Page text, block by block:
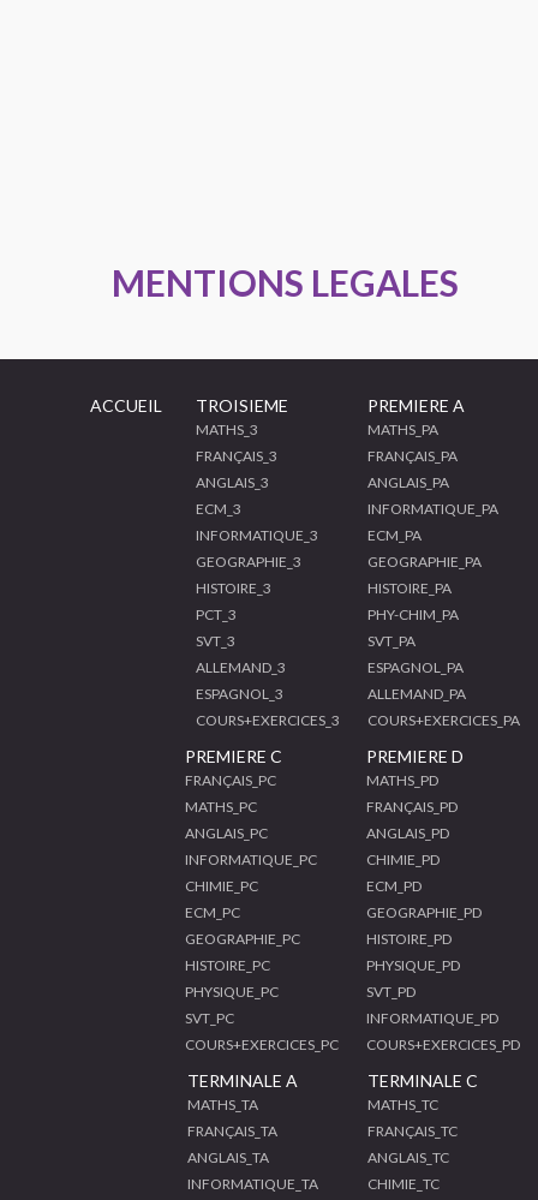
MENTIONS LEGALES
ACCUEIL TROISIEME
MATHS_3
FRANÇAIS_3
ANGLAIS_3
ECM_3
INFORMATIQUE_3
GEOGRAPHIE_3
HISTOIRE_3
PCT_3
SVT_3
ALLEMAND_3
ESPAGNOL_3
COURS+EXERCICES_3
PREMIERE A
MATHS_PA
FRANÇAIS_PA
ANGLAIS_PA
INFORMATIQUE_PA
ECM_PA
GEOGRAPHIE_PA
HISTOIRE_PA
PHY-CHIM_PA
SVT_PA
ESPAGNOL_PA
ALLEMAND_PA
COURS+EXERCICES_PA
PREMIERE C
FRANÇAIS_PC
MATHS_PC
ANGLAIS_PC
INFORMATIQUE_PC
CHIMIE_PC
ECM_PC
GEOGRAPHIE_PC
HISTOIRE_PC
PHYSIQUE_PC
SVT_PC
COURS+EXERCICES_PC
PREMIERE D
MATHS_PD
FRANÇAIS_PD
ANGLAIS_PD
CHIMIE_PD
ECM_PD
GEOGRAPHIE_PD
HISTOIRE_PD
PHYSIQUE_PD
SVT_PD
INFORMATIQUE_PD
COURS+EXERCICES_PD
TERMINALE A
MATHS_TA
FRANÇAIS_TA
ANGLAIS_TA
INFORMATIQUE_TA
TERMINALE C
MATHS_TC
FRANÇAIS_TC
ANGLAIS_TC
CHIMIE_TC